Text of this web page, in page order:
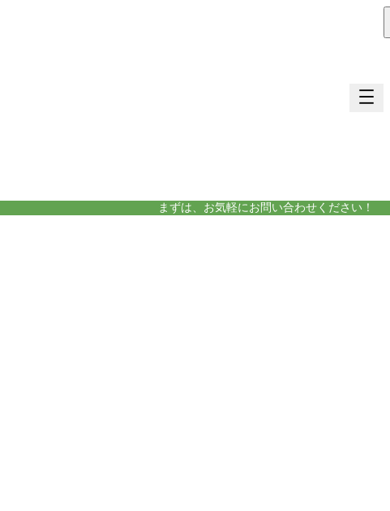
まずは、お気軽にお問い合わせください！